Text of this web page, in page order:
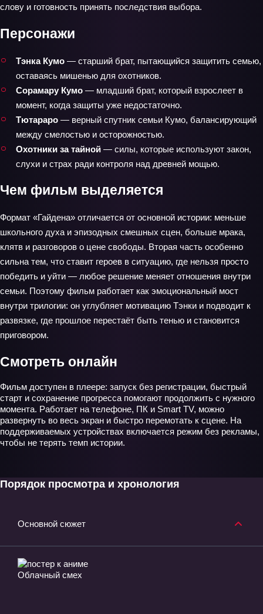
слову и готовность принять последствия выбора.
Персонажи
Тэнка Кумо — старший брат, пытающийся защитить семью,
оставаясь мишенью для охотников.
Сорамару Кумо — младший брат, который взрослеет в
момент, когда защиты уже недостаточно.
Тютараро — верный спутник семьи Кумо, балансирующий
между смелостью и осторожностью.
Охотники за тайной — силы, которые используют закон,
слухи и страх ради контроля над древней мощью.
Чем фильм выделяется
Формат «Гайдена» отличается от основной истории: меньше
школьного духа и эпизодных смешных сцен, больше мрака,
клятв и разговоров о цене свободы. Вторая часть особенно
сильна тем, что ставит героев в ситуацию, где нельзя просто
победить и уйти — любое решение меняет отношения внутри
семьи. Поэтому фильм работает как эмоциональный мост
внутри трилогии: он углубляет мотивацию Тэнки и подводит к
развязке, где прошлое перестаёт быть тенью и становится
приговором.
Смотреть онлайн
Фильм доступен в плеере: запуск без регистрации, быстрый
старт и сохранение прогресса помогают продолжить с нужного
момента. Работает на телефоне, ПК и Smart TV, можно
развернуть во весь экран и быстро перемотать к сцене. На
поддерживаемых устройствах включается режим без рекламы,
чтобы не терять темп истории.
Порядок просмотра и хронология
Основной сюжет